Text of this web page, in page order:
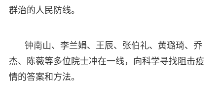
群治的人民防线。
钟南山、李兰娟、王辰、张伯礼、黄璐琦、乔
杰、陈薇等多位院士冲在一线，向科学寻找阻击疫
情的答案和方法。